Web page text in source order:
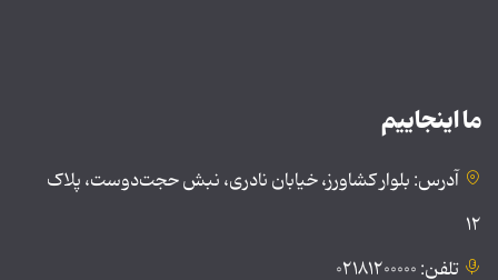
ما اینجاییم
آدرس: بلوار کشاورز، خیابان نادری، نبش حجت‌دوست، پلاک
۱۲
تلفن: ۰۲۱۸۱۲۰۰۰۰۰